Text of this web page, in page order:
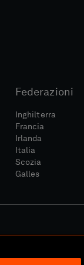
Federazioni
Inghilterra
Francia
Irlanda
Italia
Scozia
Galles